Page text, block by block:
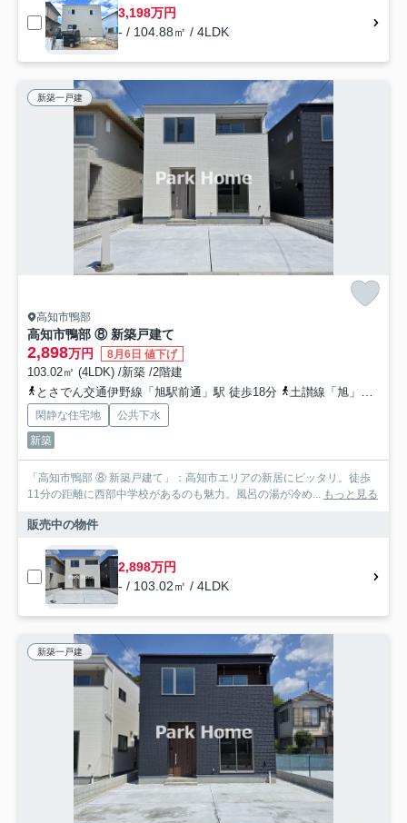
3,198万円
- / 104.88㎡ / 4LDK
新築一戸建
高知市鴨部
高知市鴨部 ⑧ 新築戸建て
2,898万円 8月6日 値下げ
103.02㎡ (4LDK) /新築 /2階建
とさでん交通伊野線「旭駅前通」駅 徒歩18分
土讃線「旭」駅 徒歩20分
閑静な住宅地
公共下水
新築
「高知市鴨部 ⑧ 新築戸建て」：高知市エリアの新居にピッタリ。徒歩
11分の距離に西部中学校があるのも魅力。風呂の湯が冷め... もっと見る
販売中の物件
2,898万円
- / 103.02㎡ / 4LDK
新築一戸建